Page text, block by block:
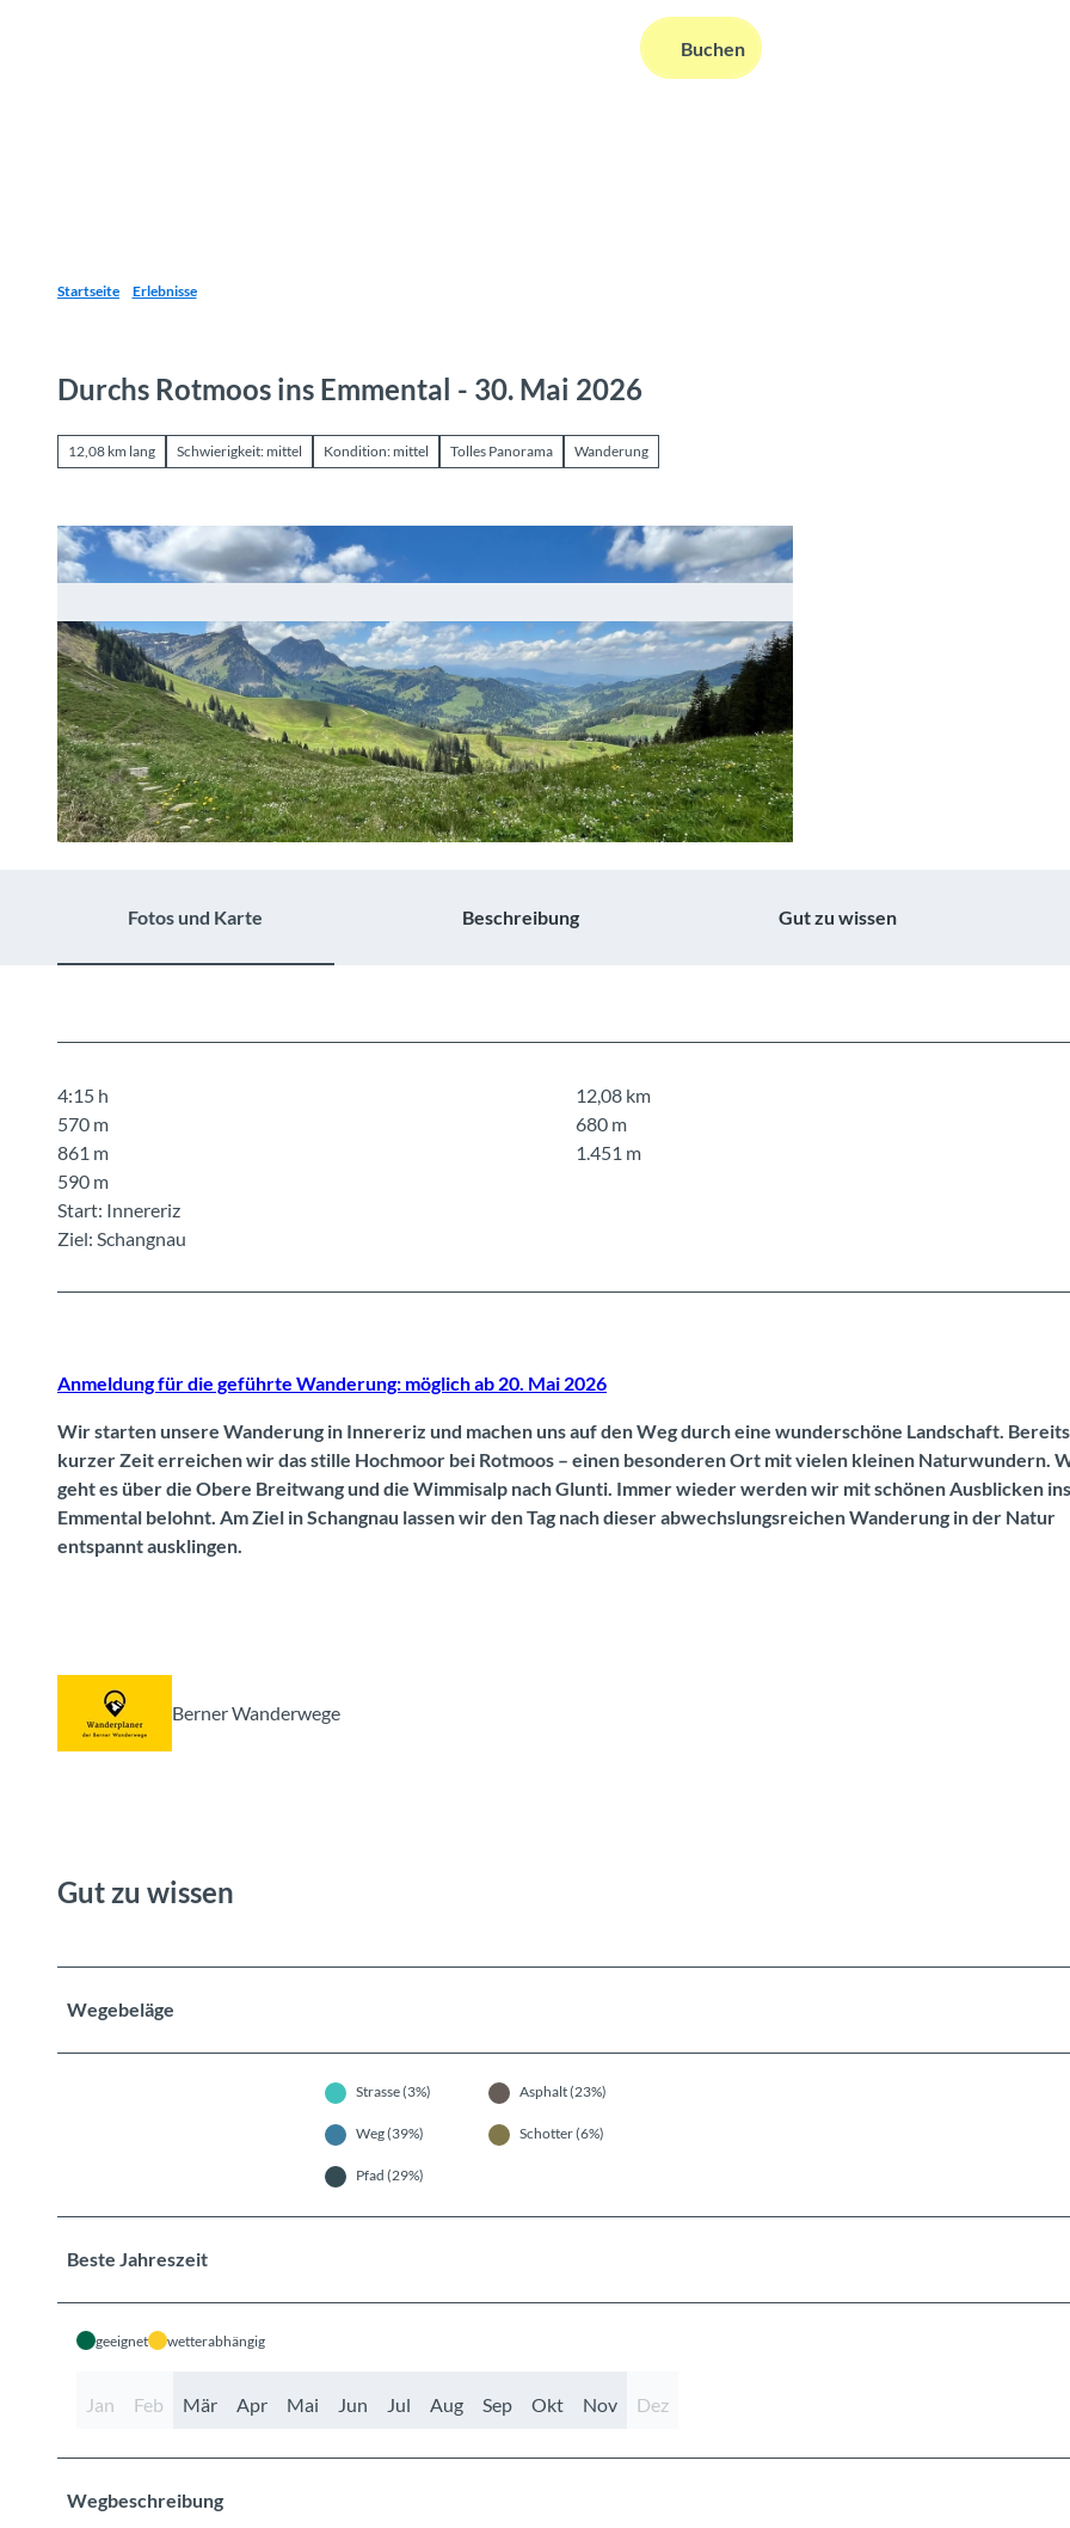
Informationen
Suche Buchen
Startseite Erlebnisse
Durchs Rotmoos ins Emmental - 30. Mai 2026
12,08 km lang Schwierigkeit: mittel Kondition: mittel Tolles Panorama Wanderung
Fotos und Karte Beschreibung Gut zu wissen
4:15 h
12,08 km
570 m
680 m
861 m
1.451 m
590 m
Start: Innereriz
Ziel: Schangnau
Anmeldung für die geführte Wanderung: möglich ab 20. Mai 2026
Wir starten unsere Wanderung in Innereriz und machen uns auf den Weg durch eine wunderschöne Landschaft.
kurzer Zeit erreichen wir das stille Hochmoor bei Rotmoos – einen besonderen Ort mit vielen kleinen Naturwundern.
geht es über die Obere Breitwang und die Wimmisalp nach Glunti. Immer wieder werden wir mit schönen Ausblicken ins
Emmental belohnt. Am Ziel in Schangnau lassen wir den Tag nach dieser abwechslungsreichen Wanderung in der Natur
entspannt ausklingen.
Berner Wanderwege
Gut zu wissen
Wegebeläge
Strasse (3%) Asphalt (23%)
Weg (39%) Schotter (6%)
Pfad (29%)
Beste Jahreszeit
geeignet wetterabhängig
Jan Feb Mär Apr Mai Jun Jul Aug Sep Okt Nov Dez
Wegbeschreibung